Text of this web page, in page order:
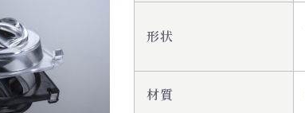
形状
材質